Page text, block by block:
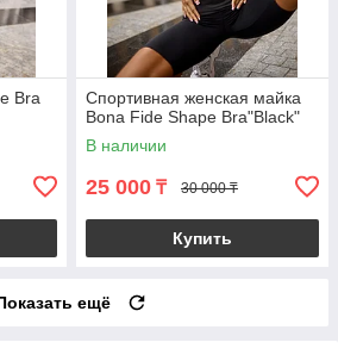
Bra
Спортивная женская майка
Bona Fide Shape Bra"Black"
В наличии
25 000 ₸ 30 000 ₸
Купить
ещё